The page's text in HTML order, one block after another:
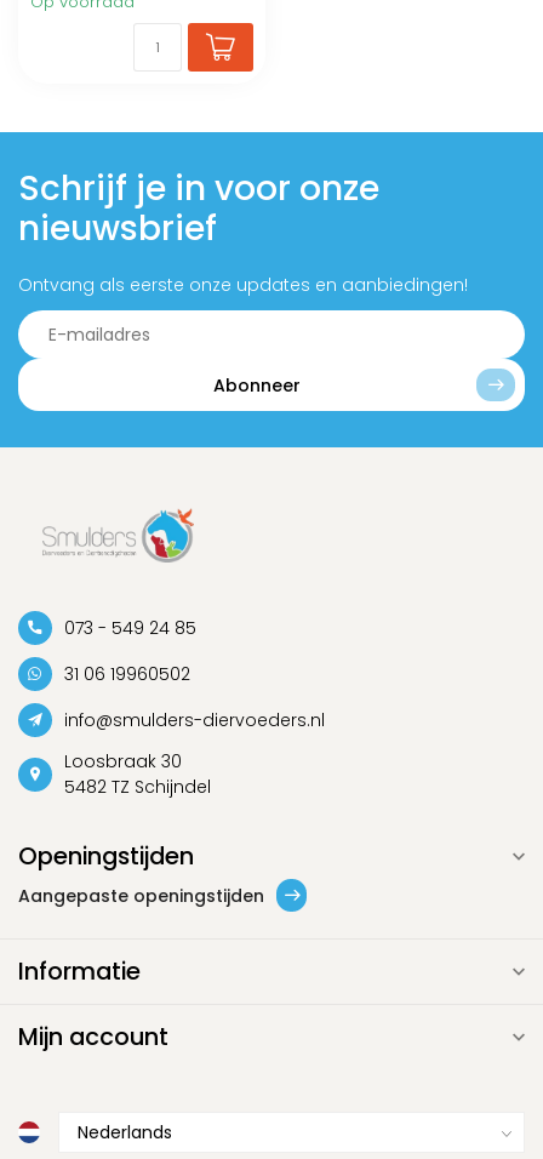
Schrijf je in voor onze
nieuwsbrief
Ontvang als eerste onze updates en aanbiedingen!
Abonneer
073 - 549 24 85
31 06 19960502
info@smulders-diervoeders.nl
Loosbraak 30
5482 TZ Schijndel
Openingstijden
Aangepaste openingstijden
Informatie
Mijn account